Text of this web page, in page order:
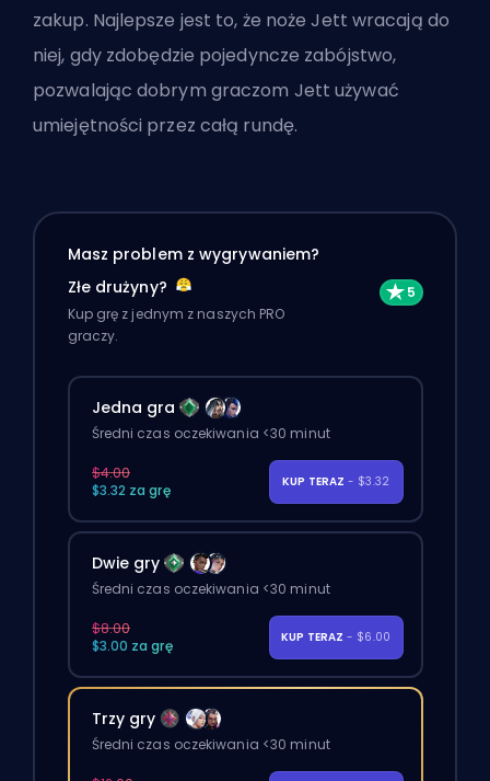
zakup. Najlepsze jest to, że noże Jett wracają do
niej, gdy zdobędzie pojedyncze zabójstwo,
pozwalając dobrym graczom Jett używać
umiejętności przez całą rundę.
Masz problem z wygrywaniem?
Złe drużyny?
Kup grę z jednym z naszych PRO
graczy.
Jedna gra
Średni czas oczekiwania <30 minut
$4.00
$3.32 za grę
KUP TERAZ - $3.32
Dwie gry
Średni czas oczekiwania <30 minut
$8.00
$3.00 za grę
KUP TERAZ - $6.00
Trzy gry
Średni czas oczekiwania <30 minut